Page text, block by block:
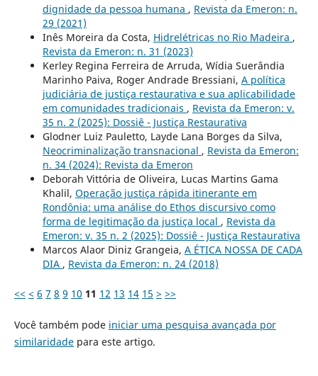
dignidade da pessoa humana , Revista da Emeron: n.
29 (2021)
Inês Moreira da Costa, Hidrelétricas no Rio Madeira ,
Revista da Emeron: n. 31 (2023)
Kerley Regina Ferreira de Arruda, Wídia Suerândia
Marinho Paiva, Roger Andrade Bressiani, A política
judiciária de justiça restaurativa e sua aplicabilidade
em comunidades tradicionais , Revista da Emeron: v.
35 n. 2 (2025): Dossiê - Justiça Restaurativa
Glodner Luiz Pauletto, Layde Lana Borges da Silva,
Neocriminalização transnacional , Revista da Emeron:
n. 34 (2024): Revista da Emeron
Deborah Vittória de Oliveira, Lucas Martins Gama
Khalil, Operação justiça rápida itinerante em
Rondônia: uma análise do Ethos discursivo como
forma de legitimação da justiça local , Revista da
Emeron: v. 35 n. 2 (2025): Dossiê - Justiça Restaurativa
Marcos Alaor Diniz Grangeia, A ÉTICA NOSSA DE CADA
DIA , Revista da Emeron: n. 24 (2018)
<< < 6 7 8 9 10 11 12 13 14 15 > >>
Você também pode iniciar uma pesquisa avançada por
similaridadepara este artigo.